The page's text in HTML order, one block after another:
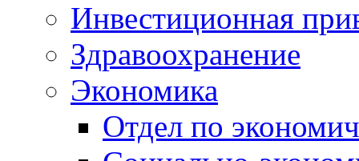
Инвестиционная
Здравоохранение
Экономика
Отдел по